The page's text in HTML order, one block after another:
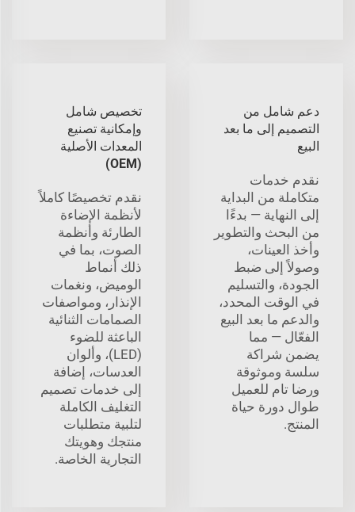
دعم شامل من
التصميم إلى ما بعد
البيع
نقدم خدمات
متكاملة من البداية
إلى النهاية — بدءًا
من البحث والتطوير
وأخذ العينات،
وصولاً إلى ضبط
الجودة، والتسليم
في الوقت المحدد،
والدعم ما بعد البيع
الفعّال — مما
يضمن شراكة
سلسة وموثوقة
ورضا تام للعميل
طوال دورة حياة
المنتج.
تخصيص شامل
وإمكانية تصنيع
المعدات الأصلية
(OEM)
نقدم تخصيصًا كاملاً
لأنظمة الإضاءة
الطارئة وأنظمة
الصوت، بما في
ذلك أنماط
الوميض، ونغمات
الإنذار، ومواصفات
الصمامات الثنائية
الباعثة للضوء
(LED)، وألوان
العدسات، إضافة
إلى خدمات تصميم
التغليف الكاملة
لتلبية متطلبات
منتجك وهويتك
التجارية الخاصة.